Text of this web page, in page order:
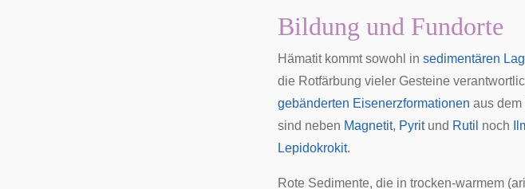
Bildung und Fundorte
Hämatit kommt sowohl in sedimentären
die Rotfärbung vieler Gesteine
gebänderten Eisenerzformationen aus dem
sind neben Magnetit, Pyritund Rutil noch
Lepidokrokit.
Rote Sedimente, die in trocken-warmem